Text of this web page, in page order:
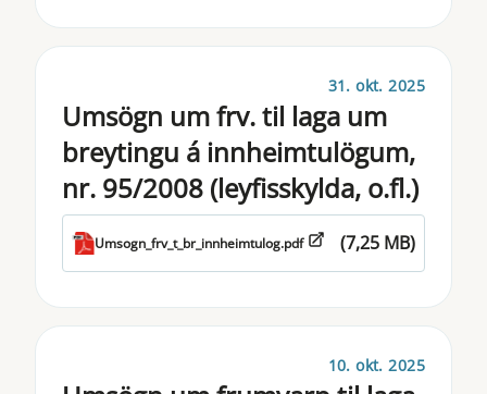
31. okt. 2025
Umsögn um frv. til laga um
breytingu á innheimtulögum,
nr. 95/2008 (leyfisskylda, o.fl.)
Umsogn_frv_t_br_innheimtulog.pdf (7,25 MB)
10. okt. 2025